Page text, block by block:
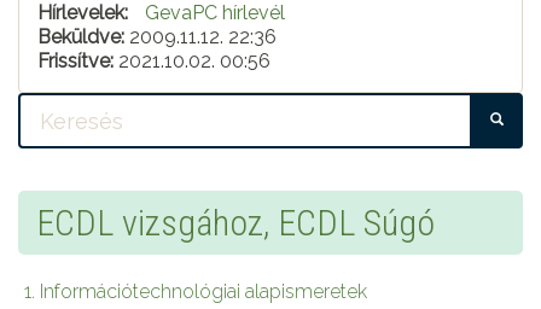
Hírlevelek:
GevaPC hírlevél
Beküldve: 2009.11.12. 22:36
Frissítve: 2021.10.02. 00:56
ECDL vizsgához, ECDL Súgó
1. Információtechnológiai alapismeretek